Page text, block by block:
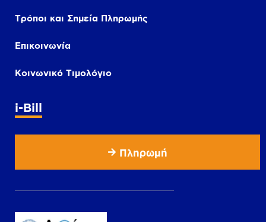
Τρόποι και Σημεία Πληρωμής
Επικοινωνία
Κοινωνικό Τιμολόγιο
i-Bill
Πληρωμή